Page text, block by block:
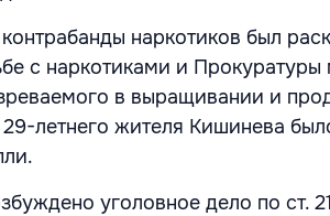
наркотиков был
с наркотиками и
в выращивании и
летнего жителя Кишинева
уголовное дело по ст.